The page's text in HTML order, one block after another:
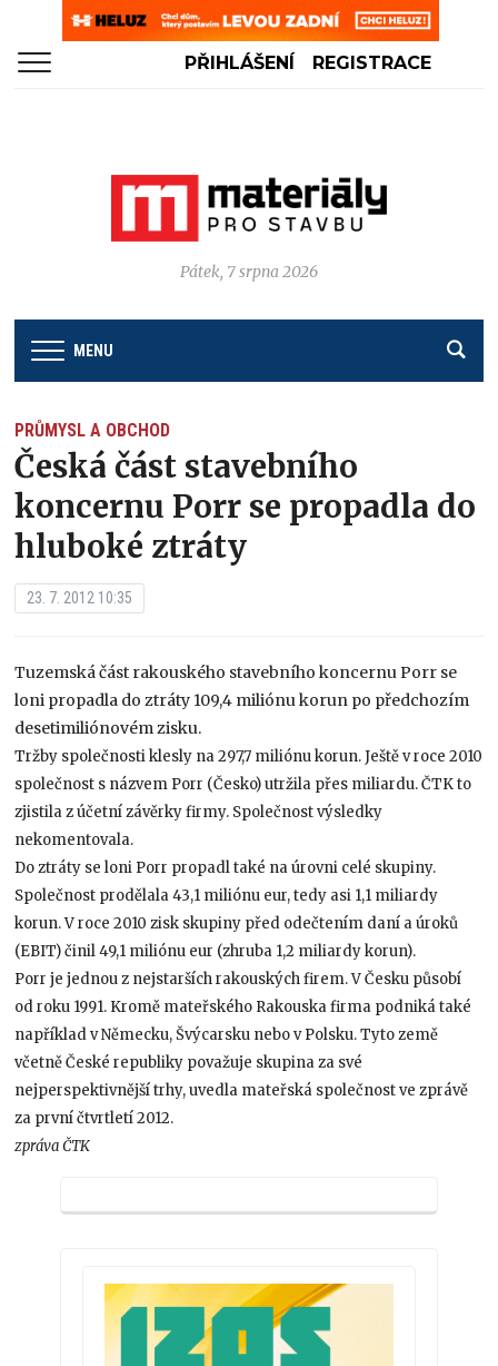
PŘIHLÁŠENÍ REGISTRACE
Pátek, 7 srpna 2026
MENU
PRŮMYSL A OBCHOD
Česká část stavebního
koncernu Porr se propadla do
hluboké ztráty
23. 7. 2012 10:35
Tuzemská část rakouského stavebního koncernu Porr se
loni propadla do ztráty 109,4 miliónu korun po předchozím
desetimiliónovém zisku.
Tržby společnosti klesly na 297,7 miliónu korun. Ještě v roce 2010
společnost s názvem Porr (Česko) utržila přes miliardu. ČTK to
zjistila z účetní závěrky firmy. Společnost výsledky
nekomentovala.
Do ztráty se loni Porr propadl také na úrovni celé skupiny.
Společnost prodělala 43,1 miliónu eur, tedy asi 1,1 miliardy
korun. V roce 2010 zisk skupiny před odečtením daní a úroků
(EBIT) činil 49,1 miliónu eur (zhruba 1,2 miliardy korun).
Porr je jednou z nejstarších rakouských firem. V Česku působí
od roku 1991. Kromě mateřského Rakouska firma podniká také
například v Německu, Švýcarsku nebo v Polsku. Tyto země
včetně České republiky považuje skupina za své
nejperspektivnější trhy, uvedla mateřská společnost ve zprávě
za první čtvrtletí 2012.
zpráva ČTK